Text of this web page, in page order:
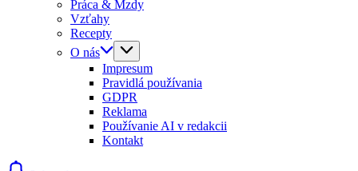
Práca & Mzdy
Vzťahy
Recepty
O nás
Impresum
Pravidlá používania
GDPR
Reklama
Používanie AI v redakcii
Kontakt